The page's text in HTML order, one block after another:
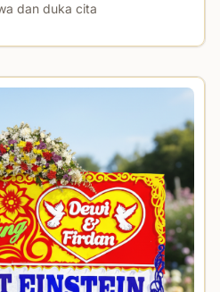
dan duka cita